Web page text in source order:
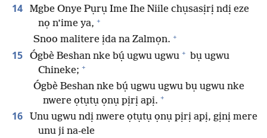
14
Mgbe Onye Pụrụ Ime Ihe Niile chụsasịrị ndị eze
nọ n’ime ya, +
Snoo malitere ịda na Zalmọn. +
15 Ógbè Beshan nke bụ́ ugwu ugwu + bụ ugwu
Chineke; +
Ógbè Beshan nke bụ́ ugwu ugwu bụ ugwu nke
nwere ọtụtụ ọnụ pịrị apị. +
16
Unu ugwu ndị nwere ọtụtụ ọnụ pịrị apị, gịnị mere
unu ji na-ele